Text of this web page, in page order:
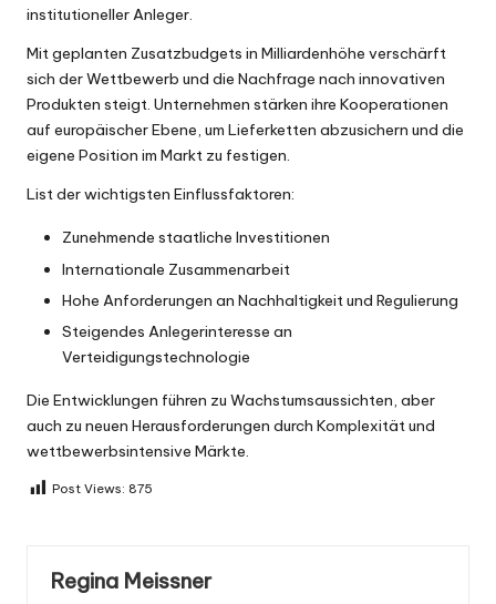
institutioneller Anleger.
Mit geplanten Zusatzbudgets in Milliardenhöhe verschärft
sich der Wettbewerb und die Nachfrage nach innovativen
Produkten steigt. Unternehmen stärken ihre Kooperationen
auf europäischer Ebene, um Lieferketten abzusichern und die
eigene Position im Markt zu festigen.
List der wichtigsten Einflussfaktoren:
Zunehmende staatliche Investitionen
Internationale Zusammenarbeit
Hohe Anforderungen an Nachhaltigkeit und Regulierung
Steigendes Anlegerinteresse an
Verteidigungstechnologie
Die Entwicklungen führen zu Wachstumsaussichten, aber
auch zu neuen Herausforderungen durch Komplexität und
wettbewerbsintensive Märkte.
Post Views: 875
Regina Meissner